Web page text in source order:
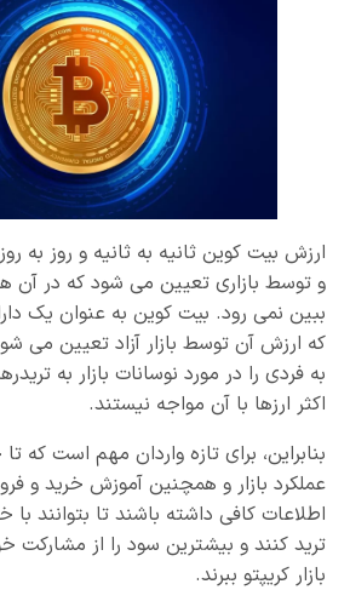
ارزش بیت کوین ثانیه به ثانیه و روز به
و توسط بازاری تعیین می شود که در آن
ببین نمی رود. بیت کوین به عنوان یک
که ارزش آن توسط بازار آزاد تعیین می
به فردی را در مورد نوسانات بازار به
اکثر ارزها با آن مواجه نیستند.
بنابراین، برای تازه واردان مهم است که
عملکرد بازار و همچنین آموزش خرید و
اطلاعات کافی داشته باشند تا بتوانند با
ترید کنند و بیشترین سود را از مشارکت
بازار کریپتو ببرند.